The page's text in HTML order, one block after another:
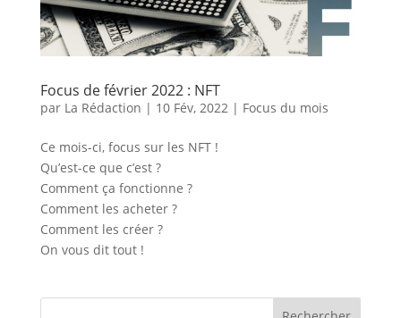
Focus de février 2022 : NFT
par La Rédaction | 10 Fév, 2022| Focus du mois
Ce mois-ci, focus sur les NFT !
Qu’est-ce que c’est ?
Comment ça fonctionne ?
Comment les acheter ?
Comment les créer ?
On vous dit tout !